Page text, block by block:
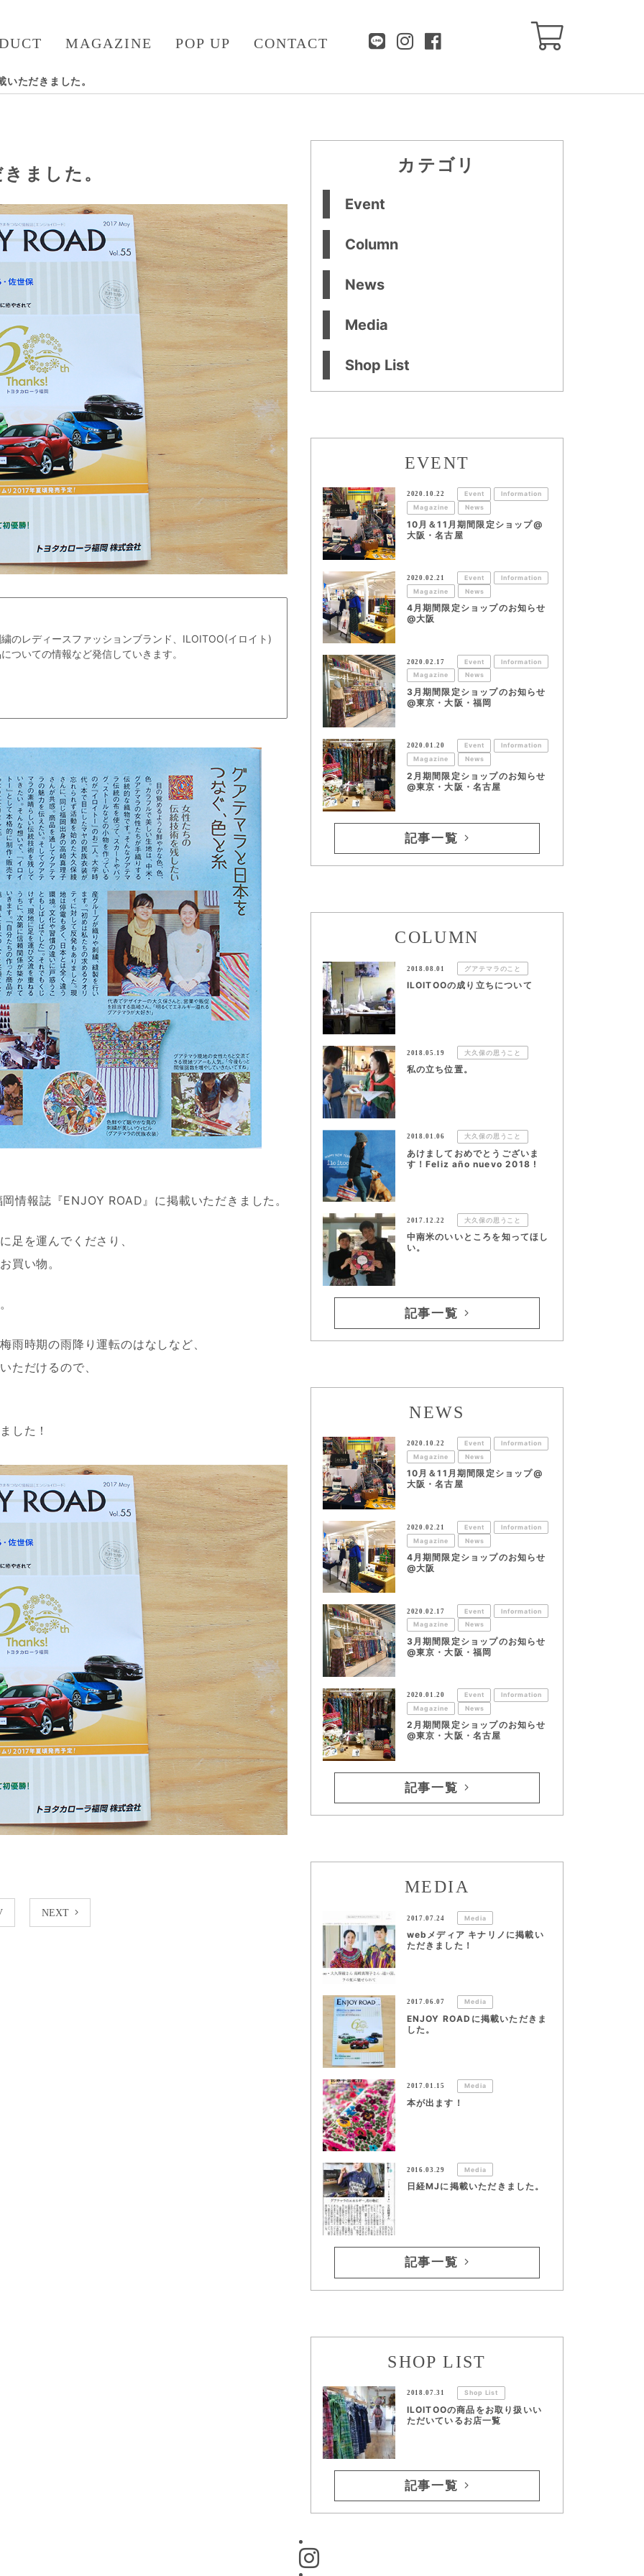
MAGAZINE POP UP CONTACT
いただきました。
ました。
のレディースファッションブランド、ILOITOO(イロイト)
ついての情報など発信していきます。
情報誌『ENJOY ROAD』に掲載いただきました。
足を運んでくださり、
買い物。
雨時期の雨降り運転のはなしなど、
ただけるので、
した！
NEXT
カテゴリ
Event
Column
News
Media
Shop List
EVENT
2020.10.22 Event
Information
Magazine
News
10月＆11月期間限定ショップ@
大阪・名古屋
2020.02.21 Event
Information
Magazine
News
4月期間限定ショップのお知らせ
@大阪
2020.02.17 Event
Information
Magazine
News
3月期間限定ショップのお知らせ
@東京・大阪・福岡
2020.01.20 Event
Information
Magazine
News
2月期間限定ショップのお知らせ
@東京・大阪・名古屋
記事一覧
COLUMN
2018.08.01 グアテマラのこと
ILOITOOの成り立ちについて
2018.05.19 大久保の思うこと
私の立ち位置。
2018.01.06 大久保の思うこと
あけましておめでとうございま
す！Feliz año nuevo 2018 !
2017.12.22 大久保の思うこと
中南米のいいところを知ってほし
い。
記事一覧
NEWS
2020.10.22 Event
Information
Magazine
News
10月＆11月期間限定ショップ@
大阪・名古屋
2020.02.21 Event
Information
Magazine
News
4月期間限定ショップのお知らせ
@大阪
2020.02.17 Event
Information
Magazine
News
3月期間限定ショップのお知らせ
@東京・大阪・福岡
2020.01.20 Event
Information
Magazine
News
2月期間限定ショップのお知らせ
@東京・大阪・名古屋
記事一覧
MEDIA
2017.07.24 Media
webメディア キナリノに掲載い
ただきました！
2017.06.07 Media
ENJOY ROADに掲載いただきま
した。
2017.01.15 Media
本が出ます！
2016.03.29 Media
日経MJに掲載いただきました。
記事一覧
SHOP LIST
2018.07.31 Shop List
ILOITOOの商品をお取り扱いい
ただいているお店一覧
記事一覧